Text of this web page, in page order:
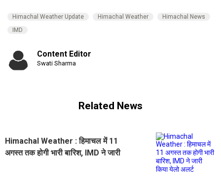
Himachal Weather Update Himachal Weather
Himachal News
IMD
Content Editor
Swati Sharma
Related News
Himachal Weather : हिमाचल में 11
अगस्त तक होगी भारी बारिश, IMD ने जारी